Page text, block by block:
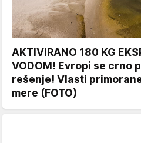
AKTIVIRANO 180 KG
VODOM! Evropi se crno
rešenje! Vlasti
mere (FOTO)